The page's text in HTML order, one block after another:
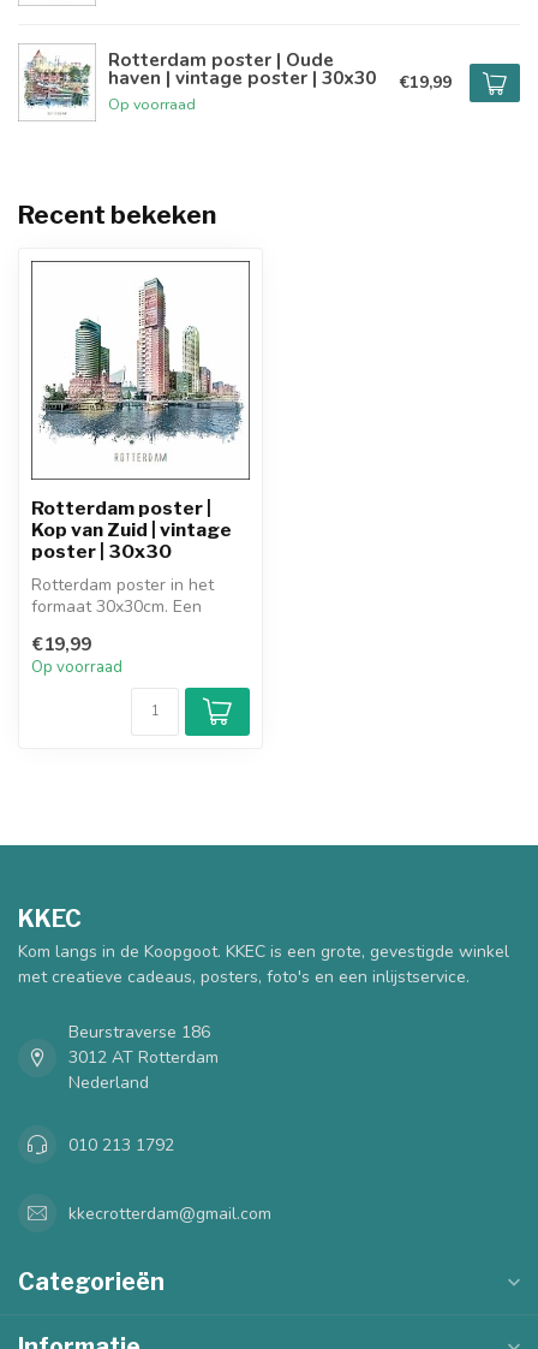
Rotterdam poster | Oude
haven | vintage poster | 30x30
Op voorraad
€19,99
Recent bekeken
Rotterdam poster |
Kop van Zuid | vintage
poster | 30x30
Rotterdam poster in het
formaat 30x30cm. Een
van Zuid ...
€19,99
Op voorraad
KKEC
Kom langs in de Koopgoot. KKEC is een grote, gevestigde winkel
met creatieve cadeaus, posters, foto's en een inlijstservice.
Beurstraverse 186
3012 AT Rotterdam
Nederland
010 213 1792
kkecrotterdam@gmail.com
Categorieën